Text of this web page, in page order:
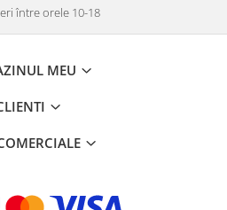
între orele 10-18
MEU